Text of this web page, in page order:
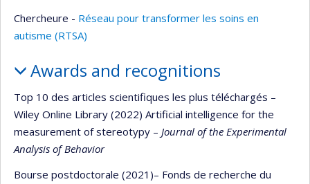
Chercheure - Réseau pour transformer les soins en
autisme (RTSA)
Awards and recognitions
Top 10 des articles scientifiques les plus téléchargés –
Wiley Online Library (2022) Artificial intelligence for the
measurement of stereotypy – Journal of the Experimental
Analysis of Behavior
Bourse postdoctorale (2021)– Fonds de recherche du